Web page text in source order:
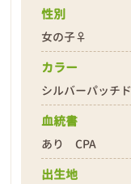
性別
女の子♀
カラー
シルバーパッチ
血統書
あり CPA
出生地